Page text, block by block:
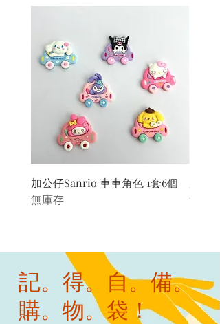
加公仔Sanrio 車車角色 1套6個
無庫存
無庫存
記。得。自。備。
購。物。袋！